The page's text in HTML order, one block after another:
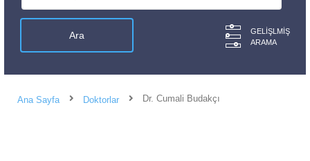
GELIŞLMIŞ
ARAMA
Ana Sayfa Doktorlar Dr. Cumali Budakçı